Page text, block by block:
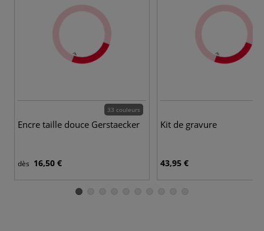
33 couleurs
Encre taille douce Gerstaecker
dès 16,50 €
Kit de gravure
43,95 €